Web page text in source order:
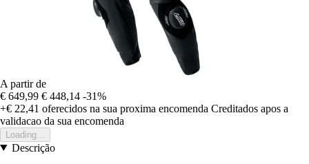
A partir de
€ 649,99 € 448,14 -31%
+€ 22,41 oferecidos na sua proxima encomenda Creditados apos a
validacao da sua encomenda
Loading...
Descrição